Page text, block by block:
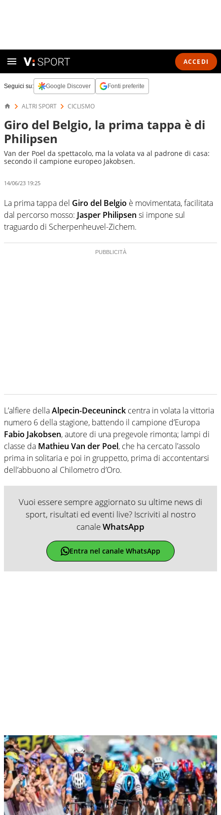
ACCEDI
Seguici su: Google Discover Fonti preferite
ALTRI SPORT CICLISMO
Giro del Belgio, la prima tappa è di
Philipsen
Van der Poel da spettacolo, ma la volata va al padrone di casa:
secondo il campione europeo Jakobsen.
14/06/23 19:25
La prima tappa del Giro del Belgio è movimentata, facilitata
dal percorso mosso: Jasper Philipsen si impone sul
traguardo di Scherpenheuvel-Zichem.
L’alfiere dellaAlpecin-Deceuninck centra in volata la vittoria
numero 6 della stagione, battendo il campione d’Europa
Fabio Jakobsen, autore di una pregevole rimonta; lampi di
classe da Mathieu Van der Poel, che ha cercato l’assolo
prima in solitaria e poi in gruppetto, prima di accontentarsi
dell’abbuono al Chilometro d’Oro.
Vuoi essere sempre aggiornato su ultime news di
sport, risultati ed eventi live? Iscriviti al nostro
canaleWhatsApp
Entra nel canale WhatsApp